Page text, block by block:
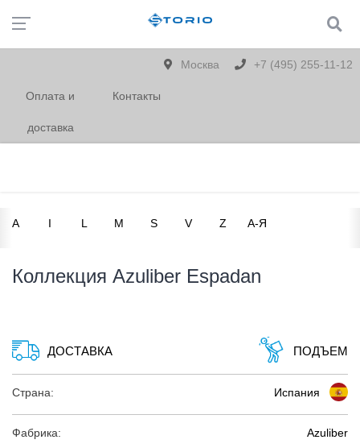
Москва +7 (495) 255-11-12
Оплата и
доставка
Контакты
A I L M S V Z А-Я
Коллекция Azuliber Espadan
ДОСТАВКА ПОДЪЕМ
Страна: Испания
Фабрика: Azuliber